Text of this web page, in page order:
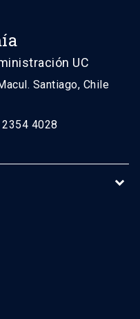
UC
Santiago, Chile
4028